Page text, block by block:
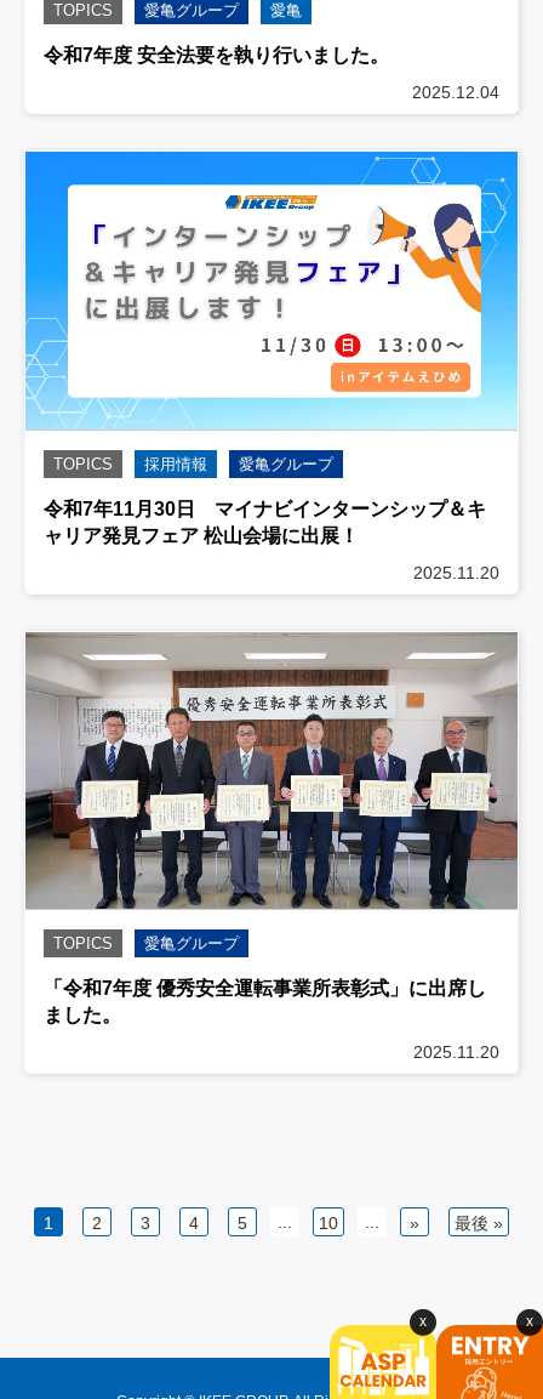
TOPICS 愛亀グループ 愛亀
令和7年度 安全法要を執り行いました。
2025.12.04
TOPICS 採用情報 愛亀グループ
令和7年11月30日 マイナビインターンシップ＆キ
ャリア発見フェア 松山会場に出展！
2025.11.20
TOPICS 愛亀グループ
「令和7年度 優秀安全運転事業所表彰式」に出席し
ました。
2025.11.20
1 2 3 4 5 10 » 最後 »